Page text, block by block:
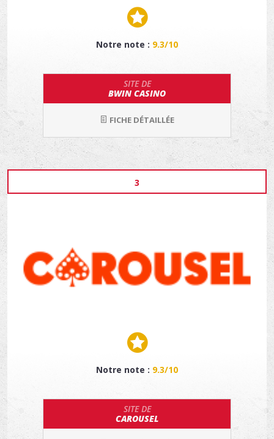
Notre note : 9.3/10
SITE DE
BWIN CASINO
FICHE DÉTAILLÉE
3
Notre note : 9.3/10
SITE DE
CAROUSEL